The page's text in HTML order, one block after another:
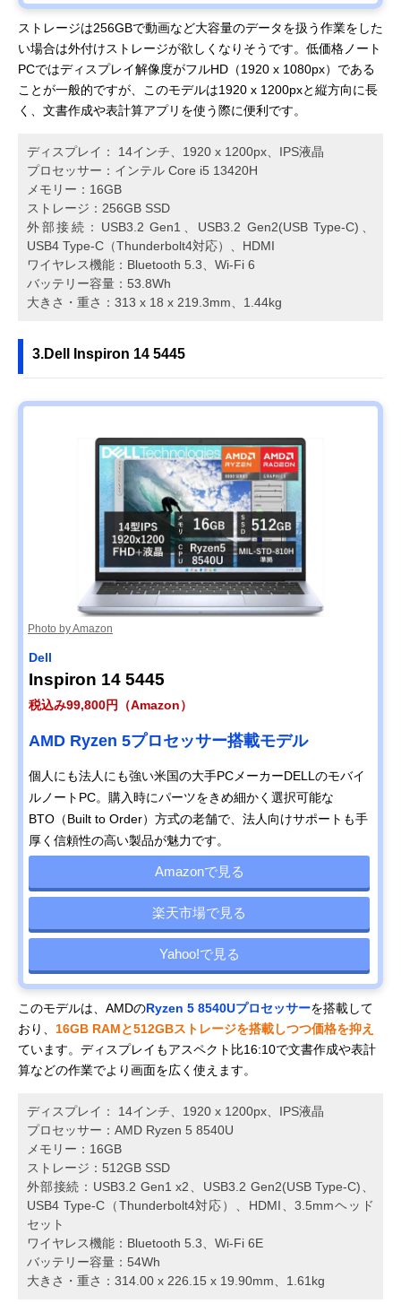
ストレージは256GBで動画など大容量のデータを扱う作業をした
い場合は外付けストレージが欲しくなりそうです。低価格ノート
PCではディスプレイ解像度がフルHD（1920 x 1080px）である
ことが一般的ですが、このモデルは1920 x 1200pxと縦方向に長
く、文書作成や表計算アプリを使う際に便利です。
ディスプレイ： 14インチ、1920 x 1200px、IPS液晶
プロセッサー：インテル Core i5 13420H
メモリー：16GB
ストレージ：256GB SSD
外部接続：USB3.2 Gen1、USB3.2 Gen2(USB Type-C)、
USB4 Type-C（Thunderbolt4対応）、HDMI
ワイヤレス機能：Bluetooth 5.3、Wi-Fi 6
バッテリー容量：53.8Wh
大きさ・重さ：313 x 18 x 219.3mm、1.44kg
3.Dell Inspiron 14 5445
Photo by Amazon
Dell
Inspiron 14 5445
税込み99,800円（Amazon）
AMD Ryzen 5プロセッサー搭載モデル
個人にも法人にも強い米国の大手PCメーカーDELLのモバイ
ルノートPC。購入時にパーツをきめ細かく選択可能な
BTO（Built to Order）方式の老舗で、法人向けサポートも手
厚く信頼性の高い製品が魅力です。
Amazonで見る
楽天市場で見る
Yahoo!で見る
このモデルは、AMDのRyzen 5 8540Uプロセッサーを搭載して
おり、 16GB RAMと512GBストレージを搭載しつつ価格を抑え
ています。ディスプレイもアスペクト比16:10で文書作成や表計
算などの作業でより画面を広く使えます。
ディスプレイ： 14インチ、1920 x 1200px、IPS液晶
プロセッサー：AMD Ryzen 5 8540U
メモリー：16GB
ストレージ：512GB SSD
外部接続：USB3.2 Gen1 x2、USB3.2 Gen2(USB Type-C)、
USB4 Type-C（Thunderbolt4対応）、HDMI、3.5mmヘッド
セット
ワイヤレス機能：Bluetooth 5.3、Wi-Fi 6E
バッテリー容量：54Wh
大きさ・重さ：314.00 x 226.15 x 19.90mm、1.61kg